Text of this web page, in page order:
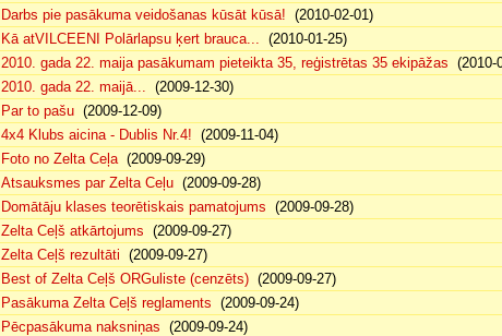
Darbs pie pasākuma veidošanas kūsāt kūsā! (2010-02-01)
Kā atVILCEENI Polārlapsu ķert brauca... (2010-01-25)
2010. gada 22. maija pasākumam pieteikta 35, reģistrētas 35 ekipāžas (2010-
2010. gada 22. maijā... (2009-12-30)
Par to pašu (2009-12-09)
4x4 Klubs aicina - Dublis Nr.4! (2009-11-04)
Foto no Zelta Ceļa(2009-09-29)
Atsauksmes par Zelta Ceļu (2009-09-28)
Domātāju klases teorētiskais pamatojums (2009-09-28)
Zelta Ceļš atkārtojums (2009-09-27)
Zelta Ceļš rezultāti (2009-09-27)
Best of Zelta Ceļš ORGuliste (cenzēts) (2009-09-27)
Pasākuma Zelta Ceļš reglaments (2009-09-24)
Pēcpasākuma naksniņas (2009-09-24)